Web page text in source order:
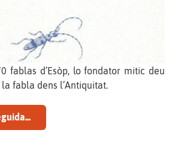
fablas d’Esòp, lo fondator mitic deu
fabla dens l’Antiquitat.